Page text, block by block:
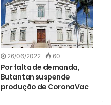
26/06/2022 60
Por falta de demanda,
Butantan suspende
produção de CoronaVac